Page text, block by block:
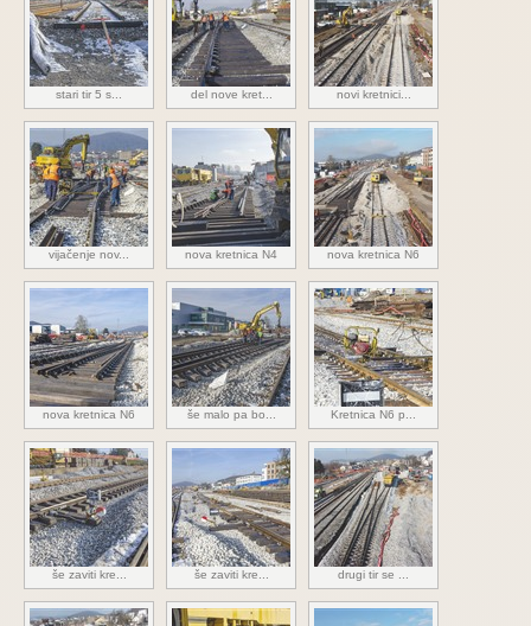
stari tir 5 s... del nove kret... novi kretnici...
vijačenje nov... nova kretnica N4 nova kretnica N6
nova kretnica N6 še malo pa bo... Kretnica N6 p...
še zaviti kre... še zaviti kre... drugi tir se ...